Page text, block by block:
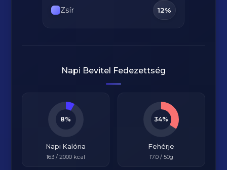
Zsír 12%
Napi Bevitel Fedezettség
8%
Napi Kalória
163 /2000 kcal
34%
Fehérje
17.0/ 50g